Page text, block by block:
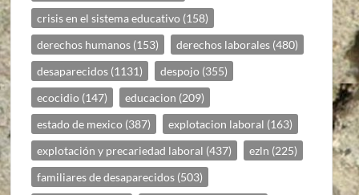
crisis en el sistema educativo (158)
derechos humanos (153) derechos laborales (480)
desaparecidos (1131) despojo (355)
ecocidio (147) educacion (209)
estado de mexico (387) explotacion laboral (163)
explotación y precariedad laboral (437) ezln (225)
familiares de desaparecidos (503)